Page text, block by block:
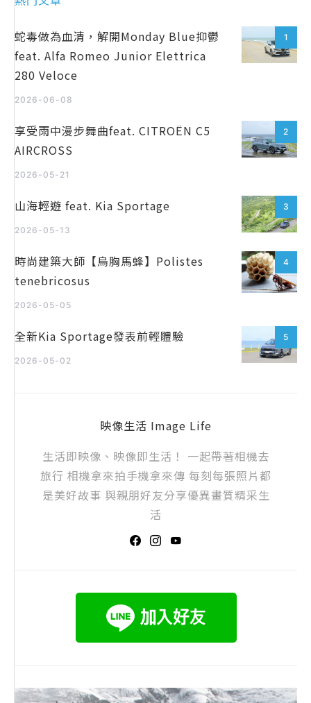
1
蛇毒做為血清，解開Monday Blue抑鬱
feat. Alfa Romeo Junior Elettrica
280 Veloce
2026-06-08
2
享受雨中漫步舞曲feat. CITROËN C5
AIRCROSS
2026-05-21
3
山海輕遊 feat. Kia Sportage
2026-05-13
4
時尚建築大師【烏胸馬蜂】Polistes
tenebricosus
2026-05-05
5
全新Kia Sportage發表前輕體驗
2026-05-02
映像生活 Image Life
生活即映像、映像即生活！ 一起帶著相機去
旅行 相機拿來拍手機拿來傳 每刻每張照片都
是美好故事 與親朋好友分享優異畫質精采生
活